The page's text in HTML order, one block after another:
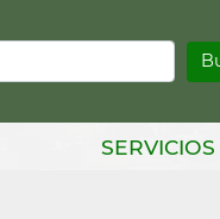
SERVICIOS